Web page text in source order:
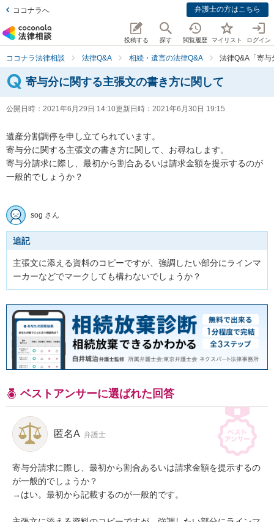
ココナラへ 弁護士の方はこちら
投稿する 探す 閲覧履歴 マイリスト ログイン
ココナラ法律相談 法律Q&A 相続・遺言の法律Q&A 法律Q&A「寄
寄与分に関する主張文の書き方に関して
公開日時： 2021年6月29日 14:10更新日時： 2021年6月30日 19:15
遺産分割調停を申し立てられています。
寄与分に関する主張文の書き方に関して、お尋ねします。
寄与分請求に際し、最初から割合あるいは請求金額を提示するのが
一般的でしょうか？
sog さん
追記
主張文に添える資料のコピーですが、強調したい部分にラインマ
ーカーなどでマークしても構わないでしょうか？
ベストアンサーに選ばれた回答
匿名A 弁護士
寄与分請求に際し、最初から割合あるいは請求金額を提示するの
が一般的でしょうか？
→はい。最初から記載するのが一般的です。